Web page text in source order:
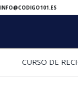
INFO@CODIGO101.ES
CURSO DE